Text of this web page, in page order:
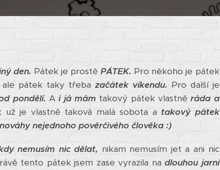
den. Pátek je prostěPÁTEK. Pro někoho je pátek
pátek taky třeba začátek víkendu. Pro další je
pondělí. Ai já mám takový pátek vlastněráda a
je vlastně taková malá sobota a takový pátek
nejednoho pověrčivého člověka :)
nemusím nic dělat, nikam nemusím jet a ani nic
tento pátek jsem zase vyrazila na dlouhou jarní